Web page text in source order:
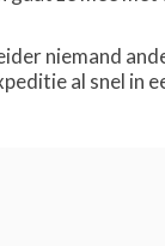
niemand
al snel in